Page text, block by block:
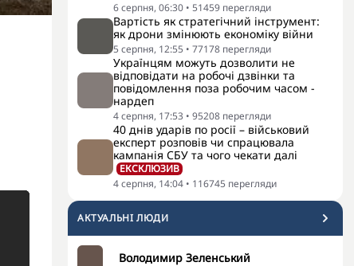
6 серпня, 06:30 • 51459 перегляди
Вартість як стратегічний інструмент:
як дрони змінюють економіку війни
5 серпня, 12:55 • 77178 перегляди
Українцям можуть дозволити не
відповідати на робочі дзвінки та
повідомлення поза робочим часом -
нардеп
4 серпня, 17:53 • 95208 перегляди
40 днів ударів по росії – військовий
експерт розповів чи спрацювала
кампанія СБУ та чого чекати далі
ЕКСКЛЮЗИВ
4 серпня, 14:04 • 116745 перегляди
АКТУАЛЬНI ЛЮДИ
Володимир Зеленський